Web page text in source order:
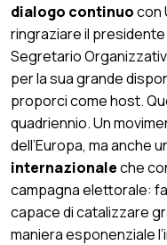
dialogo continuocon
ringraziare il presidente
Segretario
per la sua grande
proporci come host.
quadriennio. Un
dell’Europa, ma anche
internazionaleche
campagna elettorale:
capace di catalizzare
maniera esponenziale